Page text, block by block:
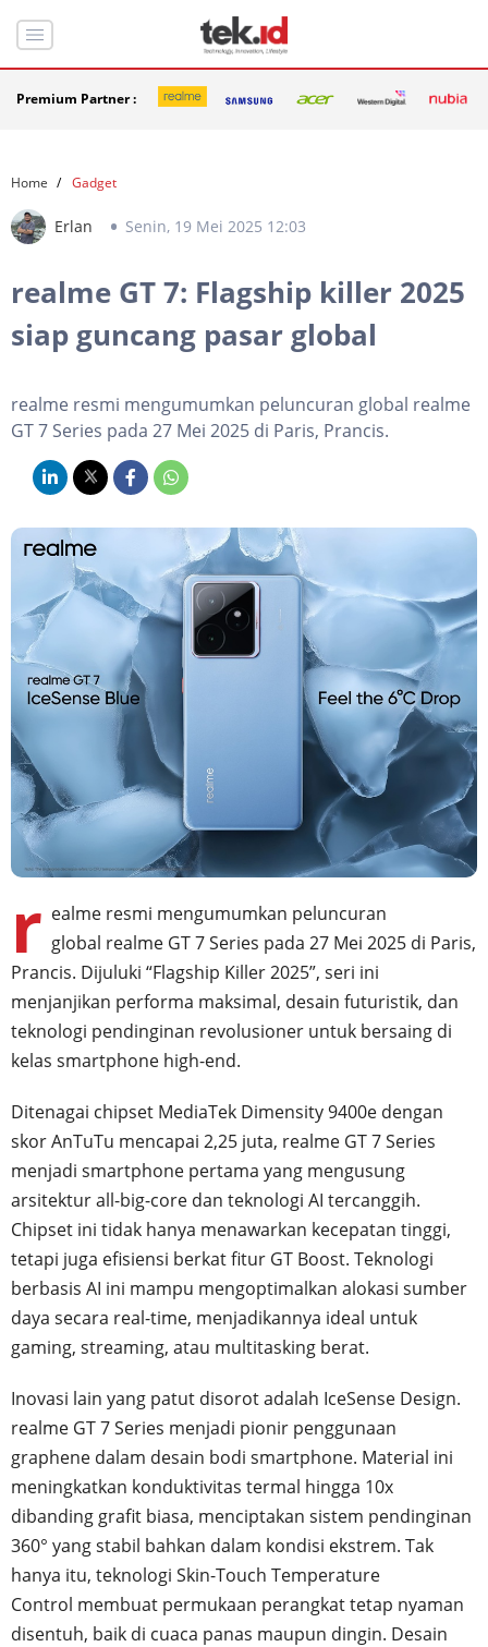
Premium Partner :
Home Gadget
Erlan Senin, 19 Mei 2025 12:03
realme GT 7: Flagship killer 2025
siap guncang pasar global
realme resmi mengumumkan peluncuran global realme
GT 7 Series pada 27 Mei 2025 di Paris, Prancis.
r ealme resmi mengumumkan peluncuran
global realme GT 7 Series pada 27 Mei 2025 di Paris,
Prancis. Dijuluki “Flagship Killer 2025”, seri ini
menjanjikan performa maksimal, desain futuristik, dan
teknologi pendinginan revolusioner untuk bersaing di
kelas smartphone high-end.
Ditenagai chipset MediaTek Dimensity 9400e dengan
skor AnTuTu mencapai 2,25 juta, realme GT 7 Series
menjadi smartphone pertama yang mengusung
arsitektur all-big-core dan teknologi AI tercanggih.
Chipset ini tidak hanya menawarkan kecepatan tinggi,
tetapi juga efisiensi berkat fitur GT Boost. Teknologi
berbasis AI ini mampu mengoptimalkan alokasi sumber
daya secara real-time, menjadikannya ideal untuk
gaming, streaming, atau multitasking berat.
Inovasi lain yang patut disorot adalah IceSense Design.
realme GT 7 Series menjadi pionir penggunaan
graphene dalam desain bodi smartphone. Material ini
meningkatkan konduktivitas termal hingga 10x
dibanding grafit biasa, menciptakan sistem pendinginan
360° yang stabil bahkan dalam kondisi ekstrem. Tak
hanya itu, teknologi Skin-Touch Temperature
Control membuat permukaan perangkat tetap nyaman
disentuh, baik di cuaca panas maupun dingin. Desain